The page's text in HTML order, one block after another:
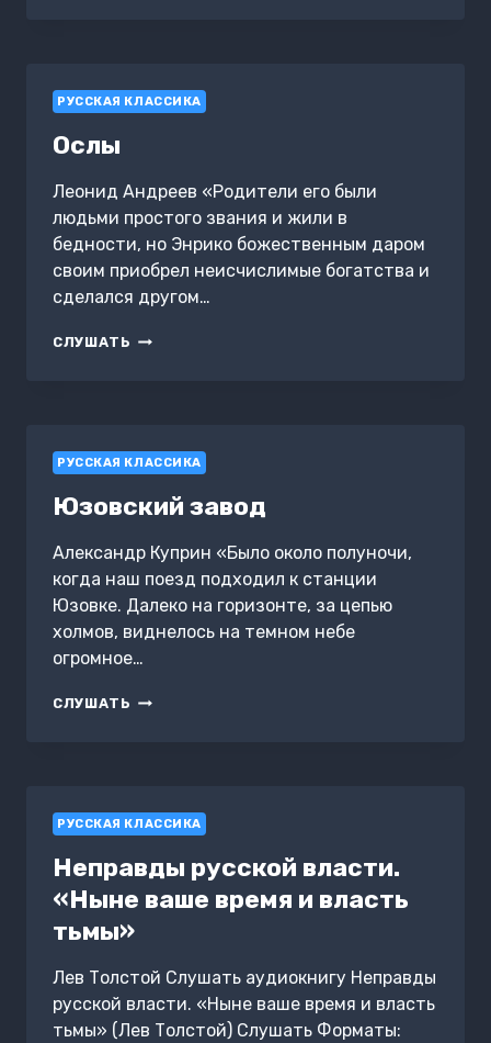
РУССКАЯ КЛАССИКА
Ослы
Леонид Андреев «Родители его были
людьми простого звания и жили в
бедности, но Энрико божественным даром
своим приобрел неисчислимые богатства и
сделался другом…
СЛУШАТЬ ОСЛЫ
РУССКАЯ КЛАССИКА
Юзовский завод
Александр Куприн «Было около полуночи,
когда наш поезд подходил к станции
Юзовке. Далеко на горизонте, за цепью
холмов, виднелось на темном небе
огромное…
СЛУШАТЬ ЮЗОВСКИЙ
РУССКАЯ КЛАССИКА
Неправды русской власти.
«Ныне ваше время и власть
тьмы»
Лев Толстой Слушать аудиокнигу Неправды
русской власти. «Ныне ваше время и власть
тьмы» (Лев Толстой) Слушать Форматы: